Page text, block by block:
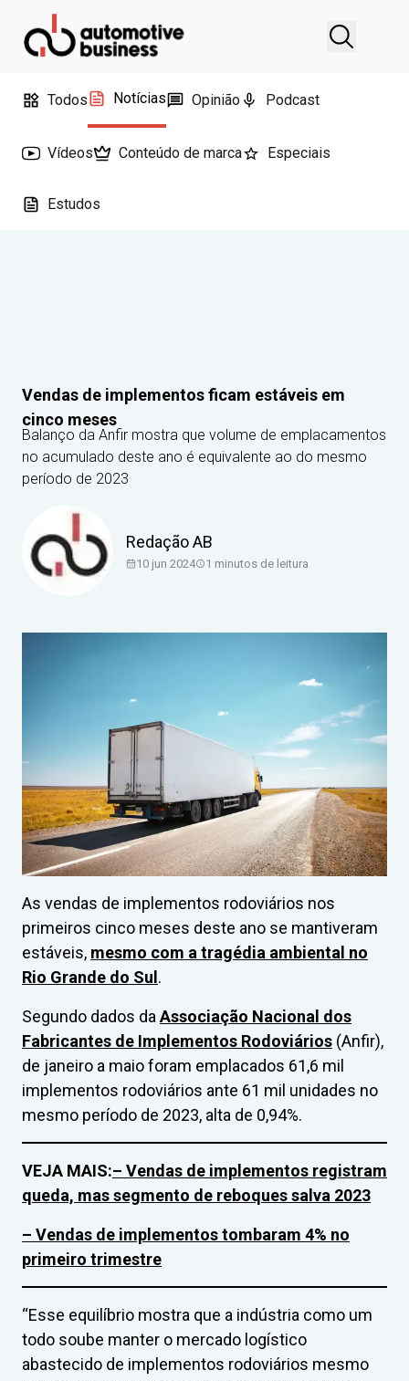
Todos Notícias Opinião Podcast
Vídeos Conteúdo de marca Especiais
Estudos
Vendas de implementos ficam estáveis em
cinco meses
Balanço da Anfir mostra que volume de emplacamentos
no acumulado deste ano é equivalente ao do mesmo
período de 2023
Redação AB
10 jun 2024 1 minutos de leitura
As vendas de implementos rodoviários nos
primeiros cinco meses deste ano se mantiveram
estáveis, mesmo com a tragédia ambiental no
Rio Grande do Sul .
Segundo dados da Associação Nacional dos
Fabricantes de Implementos Rodoviários (Anfir),
de janeiro a maio foram emplacados 61,6 mil
implementos rodoviários ante 61 mil unidades no
mesmo período de 2023, alta de 0,94%.
VEJA MAIS:– Vendas de implementos registram
queda, mas segmento de reboques salva 2023
– Vendas de implementos tombaram 4% no
primeiro trimestre
“Esse equilíbrio mostra que a indústria como um
todo soube manter o mercado logístico
abastecido de implementos rodoviários mesmo